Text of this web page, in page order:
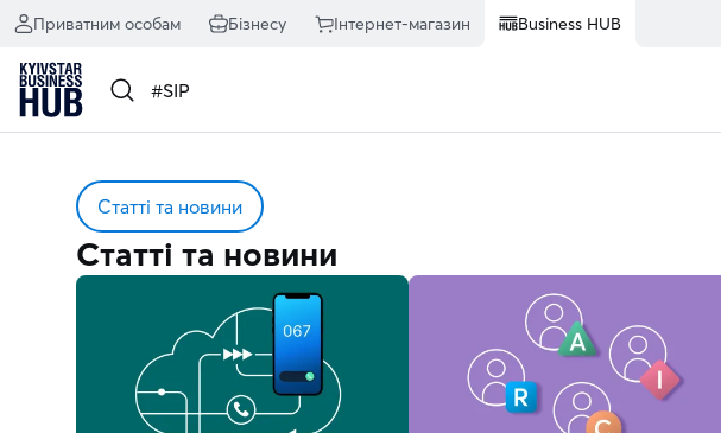
Приватним особам Бізнесу Інтернет-магазин Business HUB
Статті та новини
Статті та новини